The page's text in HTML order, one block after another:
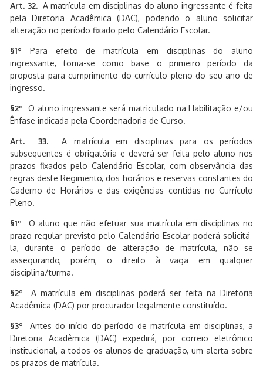
Art. 32. A matrícula em disciplinas do aluno ingressante é feita
pela Diretoria Acadêmica (DAC), podendo o aluno solicitar
alteração no período fixado pelo Calendário Escolar.
§1º Para efeito de matrícula em disciplinas do aluno
ingressante, toma-se como base o primeiro período da
proposta para cumprimento do currículo pleno do seu ano de
ingresso.
§2ºO aluno ingressante será matriculado na Habilitação e/ou
Ênfase indicada pela Coordenadoria de Curso.
Art. 33. A matrícula em disciplinas para os períodos
subsequentes é obrigatória e deverá ser feita pelo aluno nos
prazos fixados pelo Calendário Escolar, com observância das
regras deste Regimento, dos horários e reservas constantes do
Caderno de Horários e das exigências contidas no Currículo
Pleno.
§1º O aluno que não efetuar sua matrícula em disciplinas no
prazo regular previsto pelo Calendário Escolar poderá solicitá-
la, durante o período de alteração de matrícula, não se
assegurando, porém, o direito à vaga em qualquer
disciplina/turma.
§2º A matrícula em disciplinas poderá ser feita na Diretoria
Acadêmica (DAC) por procurador legalmente constituído.
§3º
Antes do início do período de matrícula em disciplinas, a
Diretoria Acadêmica (DAC) expedirá, por correio eletrônico
institucional, a todos os alunos de graduação, um alerta sobre
os prazos de matrícula.